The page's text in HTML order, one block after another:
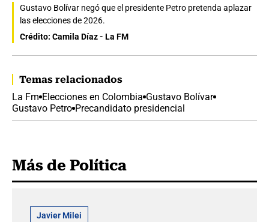
Gustavo Bolívar negó que el presidente Petro pretenda aplazar
las elecciones de 2026.
Crédito: Camila Díaz - La FM
Temas relacionados
La Fm Elecciones en Colombia Gustavo Bolívar
Gustavo Petro Precandidato presidencial
Más de Política
Javier Milei